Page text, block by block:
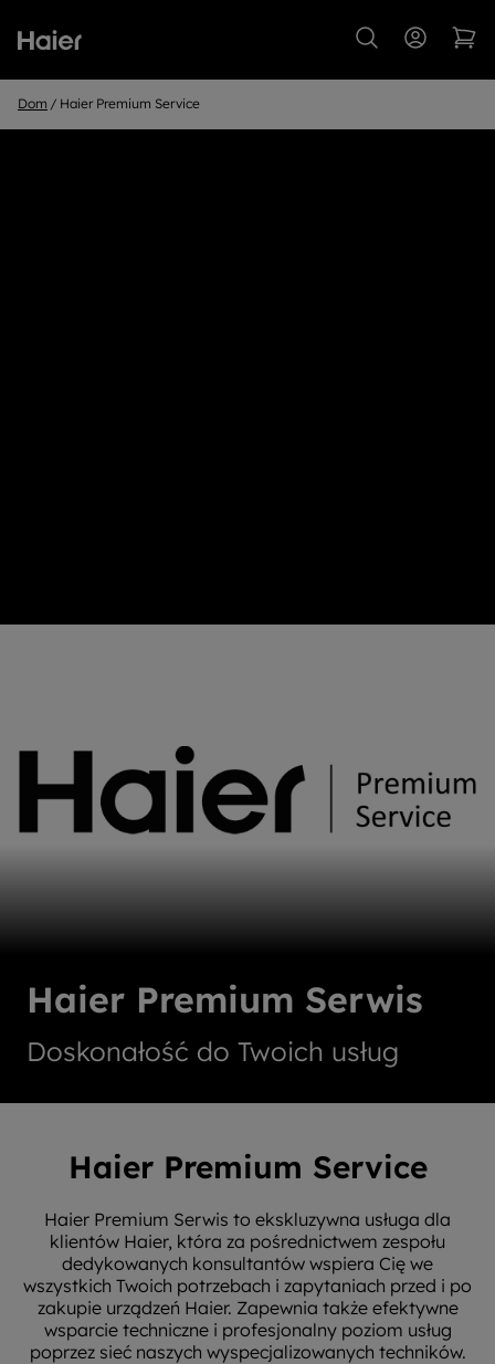
Dom Haier Premium Service
Haier Premium Serwis
Doskonałość do Twoich usług
Haier Premium Service
Haier Premium Serwis to ekskluzywna usługa dla
klientów Haier, która za pośrednictwem zespołu
dedykowanych konsultantów wspiera Cię we
wszystkich Twoich potrzebach i zapytaniach przed i po
zakupie urządzeń Haier. Zapewnia także efektywne
wsparcie techniczne i profesjonalny poziom usług
poprzez sieć naszych wyspecjalizowanych techników.